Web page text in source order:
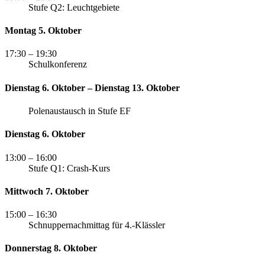
Stufe Q2: Leuchtgebiete
Montag 5. Oktober
17:30 – 19:30
Schulkonferenz
Dienstag 6. Oktober – Dienstag 13. Oktober
Polenaustausch in Stufe EF
Dienstag 6. Oktober
13:00 – 16:00
Stufe Q1: Crash-Kurs
Mittwoch 7. Oktober
15:00 – 16:30
Schnuppernachmittag für 4.-Klässler
Donnerstag 8. Oktober